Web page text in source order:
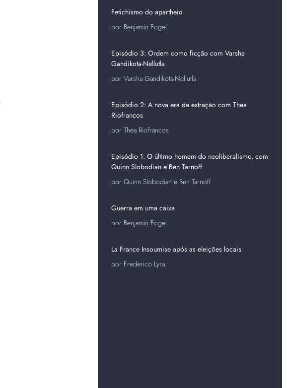
Fetichismo do apartheid
por Benjamin Fogel
Episódio 3: Ordem como ficção com Varsha
Gandikota-Nellutla
por Varsha Gandikota-Nellutla
Episódio 2: A nova era da extração com Thea
Riofrancos
por Thea Riofrancos
Episódio 1: O último homem do neoliberalismo, com
Quinn Slobodian e Ben Tarnoff
por Quinn Slobodian e Ben Tarnoff
Guerra em uma caixa
por Benjamin Fogel
La France Insoumise após as eleições locais
por Frederico Lyra